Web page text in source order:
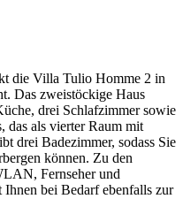
die Villa Tulio Homme 2 in
Das zweistöckige Haus
drei Schlafzimmer sowie
das als vierter Raum mit
drei Badezimmer, sodass Sie
können. Zu den
Fernseher und
Ihnen bei Bedarf ebenfalls zur